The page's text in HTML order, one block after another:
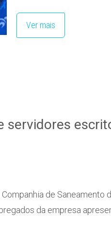
Ver mais
servidores
de Saneamento
da empresa